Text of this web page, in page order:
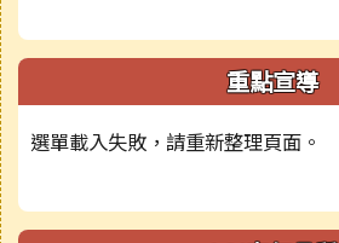
重點宣導
選單載入失敗，請重新整理頁面。